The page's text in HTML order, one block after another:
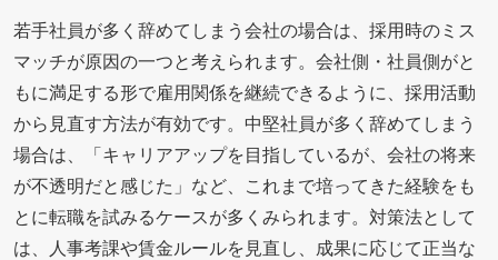
若手社員が多く辞めてしまう会社の場合は、採用時のミス
マッチが原因の一つと考えられます。会社側・社員側がと
もに満足する形で雇用関係を継続できるように、採用活動
から見直す方法が有効です。中堅社員が多く辞めてしまう
場合は、「キャリアアップを目指しているが、会社の将来
が不透明だと感じた」など、これまで培ってきた経験をも
とに転職を試みるケースが多くみられます。対策法として
は、人事考課や賃金ルールを見直し、成果に応じて正当な